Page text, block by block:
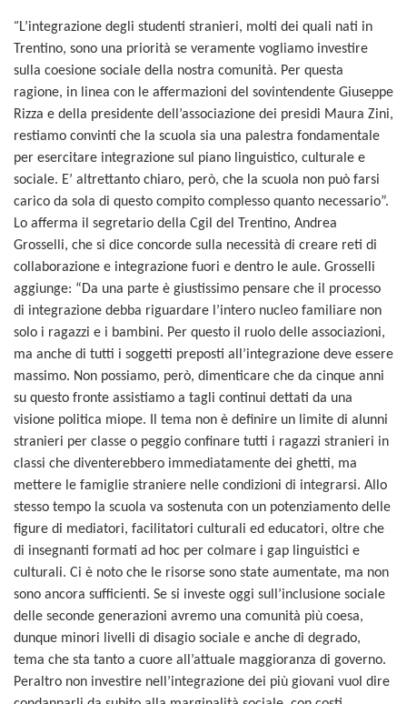
“L’integrazione degli studenti stranieri, molti dei quali nati in
Trentino, sono una priorità se veramente vogliamo investire
sulla coesione sociale della nostra comunità. Per questa
ragione, in linea con le affermazioni del sovintendente Giuseppe
Rizza e della presidente dell’associazione dei presidi Maura Zini,
restiamo convinti che la scuola sia una palestra fondamentale
per esercitare integrazione sul piano linguistico, culturale e
sociale. E’ altrettanto chiaro, però, che la scuola non può farsi
carico da sola di questo compito complesso quanto necessario”.
Lo afferma il segretario della Cgil del Trentino, Andrea
Grosselli, che si dice concorde sulla necessità di creare reti di
collaborazione e integrazione fuori e dentro le aule. Grosselli
aggiunge: “Da una parte è giustissimo pensare che il processo
di integrazione debba riguardare l’intero nucleo familiare non
solo i ragazzi e i bambini. Per questo il ruolo delle associazioni,
ma anche di tutti i soggetti preposti all’integrazione deve essere
massimo. Non possiamo, però, dimenticare che da cinque anni
su questo fronte assistiamo a tagli continui dettati da una
visione politica miope. Il tema non è definire un limite di alunni
stranieri per classe o peggio confinare tutti i ragazzi stranieri in
classi che diventerebbero immediatamente dei ghetti, ma
mettere le famiglie straniere nelle condizioni di integrarsi. Allo
stesso tempo la scuola va sostenuta con un potenziamento delle
figure di mediatori, facilitatori culturali ed educatori, oltre che
di insegnanti formati ad hoc per colmare i gap linguistici e
culturali. Ci è noto che le risorse sono state aumentate, ma non
sono ancora sufficienti. Se si investe oggi sull’inclusione sociale
delle seconde generazioni avremo una comunità più coesa,
dunque minori livelli di disagio sociale e anche di degrado,
tema che sta tanto a cuore all’attuale maggioranza di governo.
Peraltro non investire nell’integrazione dei più giovani vuol dire